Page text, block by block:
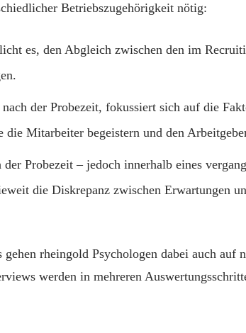
Betriebszugehörigkeit nötig:
es, den Abgleich zwischen den im
nach der Probezeit, fokussiert sich auf die
Mitarbeiter begeistern und den
Probezeit – jedoch innerhalb eines
die Diskrepanz zwischen Erwartungen
rheingold Psychologen dabei auch auf
werden in mehreren